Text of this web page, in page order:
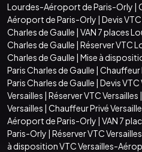
Lourdes-Aéroport de Paris-Orly |
Aéroport de Paris-Orly | Devis
Charles de Gaulle | VAN 7 places
Charles de Gaulle | Réserver VTC
Charles de Gaulle | Mise à
Paris Charles de Gaulle | Chauffeur
Paris Charles de Gaulle | Devis VTC
Versailles | Réserver VTC Versailles |
Versailles | Chauffeur Privé
Aéroport de Paris-Orly | VAN 7
Paris-Orly | Réserver VTC
à disposition VTC Versailles-